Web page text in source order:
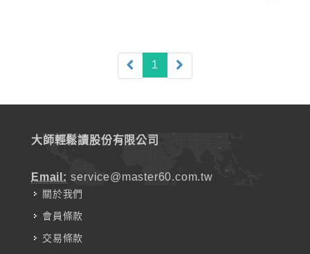
1 (current)
大師輕鬆讀股份有限公司
Email: service@master60.com.tw
關於我們
會員條款
交易條款